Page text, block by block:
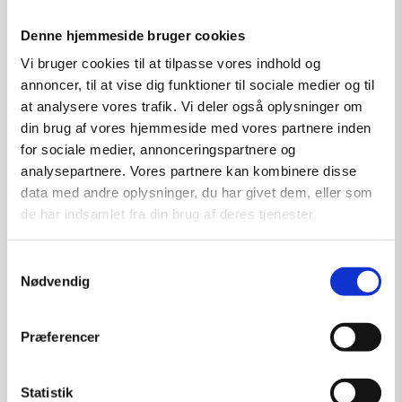
Denne hjemmeside bruger cookies
Vi bruger cookies til at tilpasse vores indhold og
annoncer, til at vise dig funktioner til sociale medier og til
at analysere vores trafik. Vi deler også oplysninger om
din brug af vores hjemmeside med vores partnere inden
for sociale medier, annonceringspartnere og
analysepartnere. Vores partnere kan kombinere disse
data med andre oplysninger, du har givet dem, eller som
de har indsamlet fra din brug af deres tjenester.
Nødvendig
Præferencer
Statistik
kr.10.000,00
Tilføj til kurv